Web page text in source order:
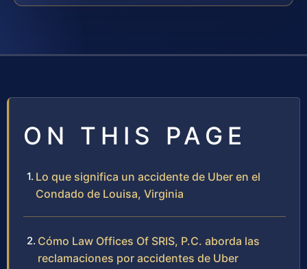
ON THIS PAGE
Lo que significa un accidente de Uber en el
Condado de Louisa, Virginia
Cómo Law Offices Of SRIS, P.C. aborda las
reclamaciones por accidentes de Uber